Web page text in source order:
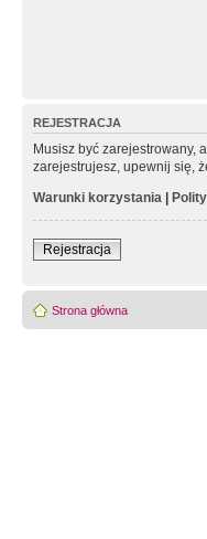
REJESTRACJA
Musisz być zarejestrowany,
zarejestrujesz, upewnij się,
Warunki korzystania |
Rejestracja
Strona główna